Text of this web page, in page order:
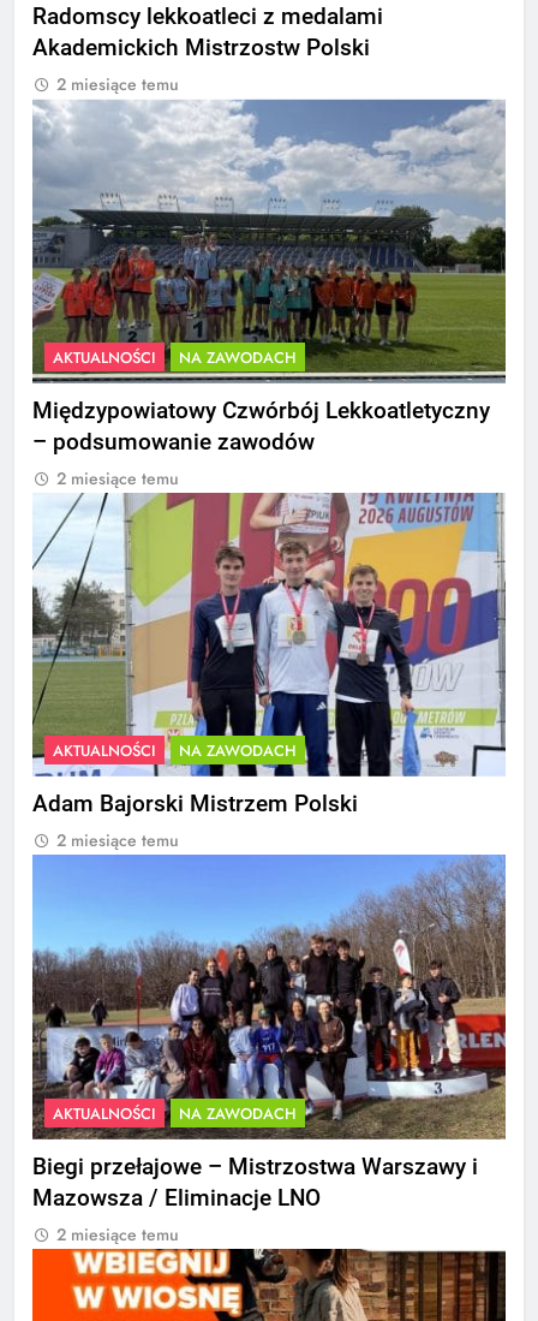
Radomscy lekkoatleci z medalami
Akademickich Mistrzostw Polski
2 miesiące temu
AKTUALNOŚCI NA ZAWODACH
Międzypowiatowy Czwórbój Lekkoatletyczny
– podsumowanie zawodów
2 miesiące temu
AKTUALNOŚCI NA ZAWODACH
Adam Bajorski Mistrzem Polski
2 miesiące temu
AKTUALNOŚCI NA ZAWODACH
Biegi przełajowe – Mistrzostwa Warszawy i
Mazowsza / Eliminacje LNO
2 miesiące temu